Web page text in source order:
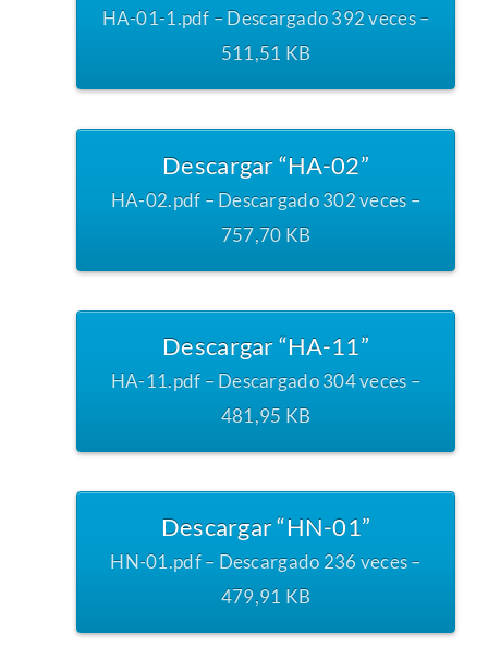
HA-01-1.pdf – Descargado 392 veces –
511,51 KB
Descargar “HA-02”
HA-02.pdf – Descargado 302 veces –
757,70 KB
Descargar “HA-11”
HA-11.pdf – Descargado 304 veces –
481,95 KB
Descargar “HN-01”
HN-01.pdf – Descargado 236 veces –
479,91 KB